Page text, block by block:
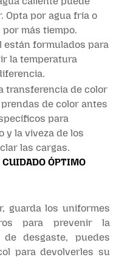
Opta por agua fría o
más tiempo.
están formulados para
la temperatura
transferencia de color
de color antes
para
y la viveza de los
las cargas.
CUIDADO ÓPTIMO
guarda los uniformes
para prevenir la
desgaste, puedes
para devolverles su